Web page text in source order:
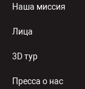
Наша миссия
Лица
3D тур
Пресса о нас